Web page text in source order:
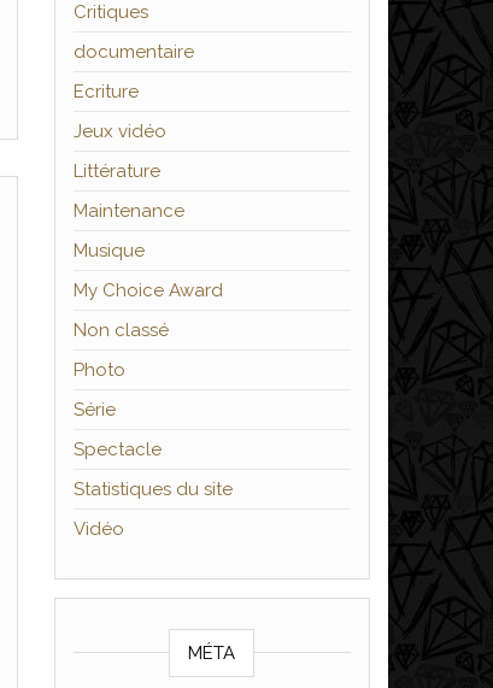
Critiques
documentaire
Ecriture
Jeux vidéo
Littérature
Maintenance
Musique
My Choice Award
Non classé
Photo
Série
Spectacle
Statistiques du site
Vidéo
MÉTA